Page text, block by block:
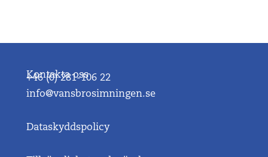
Kontakta oss
+46 (0) 281-106 22
info@vansbrosimningen.se
Dataskyddspolicy